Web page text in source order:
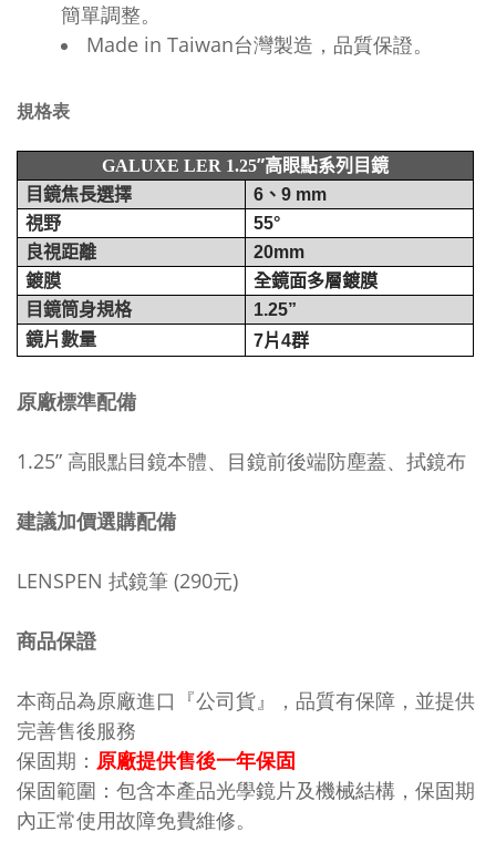
簡單調整。
Made in Taiwan台灣製造，品質保證。
規格表
GALUXE LER 1.25”高眼點系列目鏡
目鏡焦長選擇 6 、9 mm
視野
55°
良視距離
20mm
鍍膜
全鏡面多層鍍膜
目鏡筒身規格
1.25”
鏡片數量
7片4群
原廠標準配備
1.25” 高眼點目鏡本體、目鏡前後端防塵蓋、拭鏡布
建議加價選購配備
LENSPEN 拭鏡筆 (290元)
商品保證
本商品為原廠進口『公司貨』，品質有保障，並提供
完善售後服務
保固期： 原廠提供售後一年保固
保固範圍：包含本產品光學鏡片及機械結構，保固期
內正常使用故障免費維修。